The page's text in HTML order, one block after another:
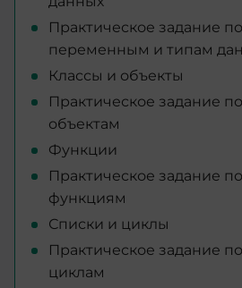
Практическое задание по
переменным и типам
Классы и объекты
Практическое задание
объектам
Функции
Практическое задание по
функциям
Списки и циклы
Практическое задание
циклам